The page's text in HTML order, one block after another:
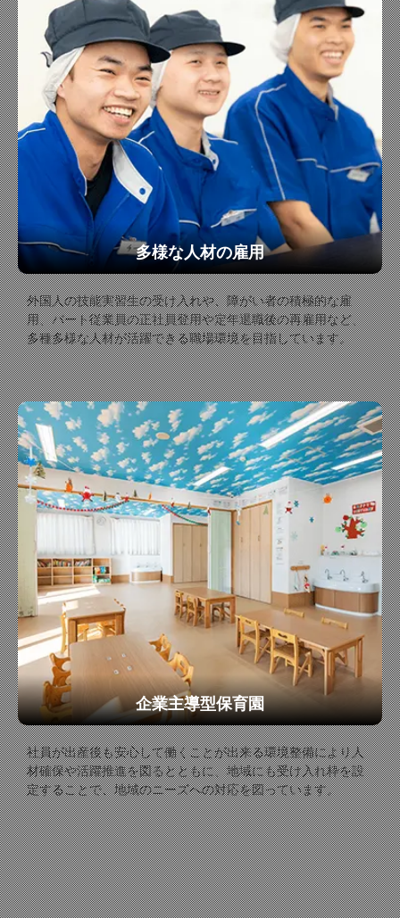
多様な人材の雇用
外国人の技能実習生の受け入れや、障がい者の積極的な雇
用、パート従業員の正社員登用や定年退職後の再雇用など、
多種多様な人材が活躍できる職場環境を目指しています。
企業主導型保育園
社員が出産後も安心して働くことが出来る環境整備により人
材確保や活躍推進を図るとともに、地域にも受け入れ枠を設
定することで、地域のニーズへの対応を図っています。